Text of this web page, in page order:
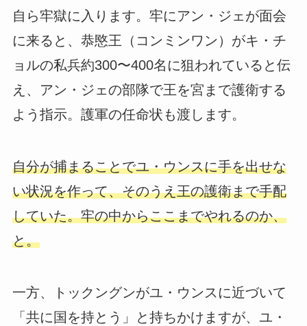
自ら牢獄に入ります。牢にアン・ジェが面会
に来ると、恭愍王（コンミンワン）がキ・チ
ョルの私兵約300〜400名に狙われていると伝
え、アン・ジェの部隊で王を宮まで護衛する
よう指示。護軍の任命状も渡します。
自分が捕まることでユ・ウンスに手を出せな
い状況を作って、そのうえ王の護衛まで手配
していた。牢の中からここまでやれるのか、
と。
一方、トックングンがユ・ウンスに近づいて
「共に国を持とう」と持ちかけますが、ユ・